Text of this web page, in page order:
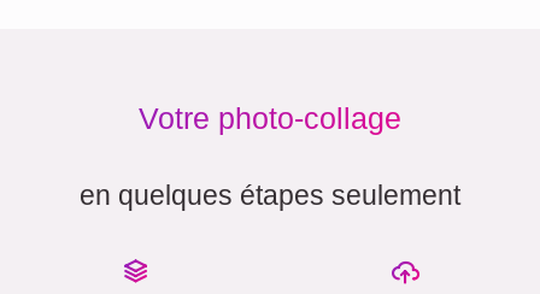
Votre photo-collage
en quelques étapes seulement